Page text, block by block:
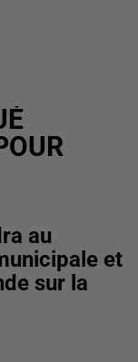
au
et
sur la